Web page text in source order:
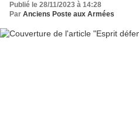
Publié le 28/11/2023 à 14:28
Par Anciens Poste aux Armées